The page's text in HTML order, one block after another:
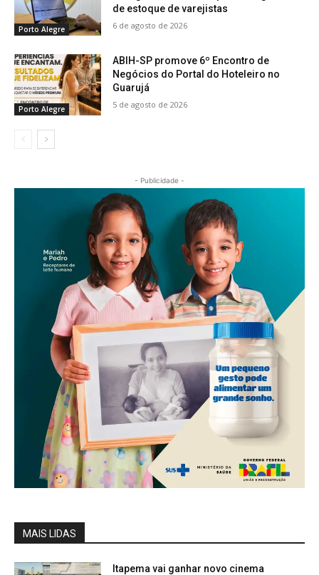
Porto Alegre
de estoque de varejistas
6 de agosto de 2026
Porto Alegre
ABIH-SP promove 6º Encontro de
Negócios do Portal do Hoteleiro no
Guarujá
5 de agosto de 2026
- Publicidade -
MAIS LIDAS
Itapema vai ganhar novo cinema